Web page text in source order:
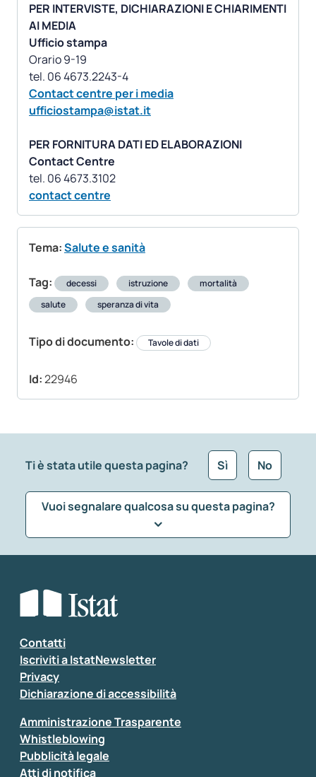
PER INTERVISTE, DICHIARAZIONI E CHIARIMENTI
AI MEDIA
Ufficio stampa
Orario 9-19
Contact centre per i media
ufficiostampa@istat.it
PER FORNITURA DATI ED ELABORAZIONI
Contact Centre
contact centre
Tema:Salute e sanità
Tag: decessi istruzione
mortalità
salute
speranza di vita
Tipo di documento: Tavole di dati
Id:22946
Ti è stata utile questa pagina? Sì No
Vuoi segnalare qualcosa su questa pagina?
Seleziona la tipologia della segnalazione
Inserisci il tuo commento
Contatti
Iscriviti a IstatNewsletter
Privacy
Dichiarazione di accessibilità
Amministrazione Trasparente
Whistleblowing
Pubblicità legale
Atti di notifica